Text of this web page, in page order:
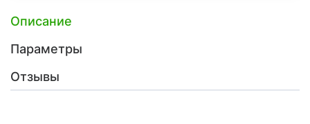
Описание
Параметры
Отзывы